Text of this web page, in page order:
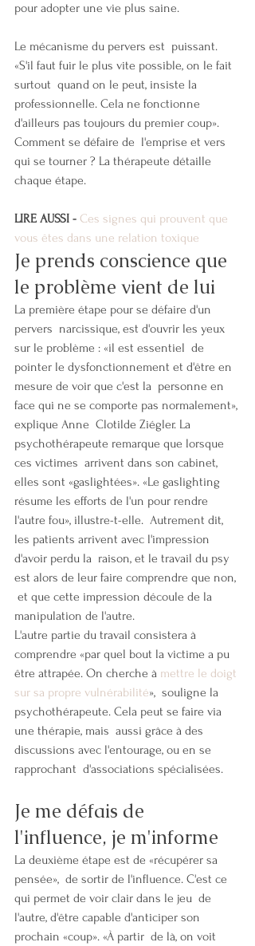
pour adopter une vie plus saine.
Le mécanisme du pervers est  puissant.
«S'il faut fuir le plus vite possible, on le fait
surtout  quand on le peut, insiste la
professionnelle. Cela ne fonctionne
d'ailleurs pas toujours du premier coup».
Comment se défaire de  l'emprise et vers
qui se tourner ? La thérapeute détaille
chaque étape.
LIRE AUSSI - Ces signes qui prouvent que
vous êtes dans une relation toxique
Je prends conscience que
le problème vient de lui
La première étape pour se défaire d'un
pervers  narcissique, est d'ouvrir les yeux
sur le problème : «il est essentiel  de
pointer le dysfonctionnement et d'être en
mesure de voir que c'est la  personne en
face qui ne se comporte pas normalement»,
explique Anne  Clotilde Ziégler. La
psychothérapeute remarque que lorsque
ces victimes  arrivent dans son cabinet,
elles sont «gaslightées». «Le gaslighting
résume les efforts de l'un pour rendre
l'autre fou», illustre-t-elle.  Autrement dit,
les patients arrivent avec l'impression
d'avoir perdu la  raison, et le travail du psy
est alors de leur faire comprendre que non,
et que cette impression découle de la
manipulation de l'autre.
L'autre partie du travail consistera à
comprendre «par quel bout la victime a pu
être attrapée. On cherche à mettre le doigt
sur sa propre vulnérabilité»,  souligne la
psychothérapeute. Cela peut se faire via
une thérapie, mais  aussi grâce à des
discussions avec l'entourage, ou en se
rapprochant  d'associations spécialisées.
Je me défais de
l'influence, je m'informe
La deuxième étape est de «récupérer sa
pensée»,  de sortir de l'influence. C'est ce
qui permet de voir clair dans le jeu  de
l'autre, d'être capable d'anticiper son
prochain «coup». «À partir  de là, on voit